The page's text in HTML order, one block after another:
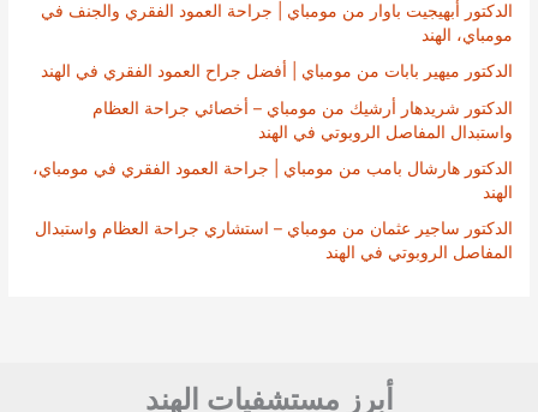
الدكتور أبهيجيت باوار من مومباي | جراحة العمود الفقري والجنف في
مومباي، الهند
الدكتور ميهير بابات من مومباي | أفضل جراح العمود الفقري في الهند
الدكتور شريدهار أرشيك من مومباي – أخصائي جراحة العظام
واستبدال المفاصل الروبوتي في الهند
الدكتور هارشال بامب من مومباي | جراحة العمود الفقري في مومباي،
الهند
الدكتور ساجير عثمان من مومباي – استشاري جراحة العظام واستبدال
المفاصل الروبوتي في الهند
أبرز مستشفيات الهند